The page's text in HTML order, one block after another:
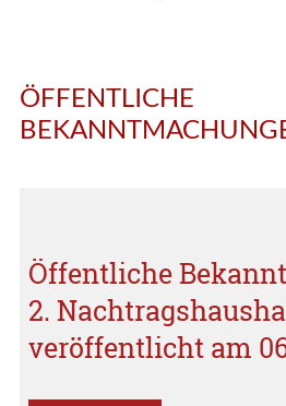
ÖFFENTLICHE
Öffentliche
2.
veröffentlicht am